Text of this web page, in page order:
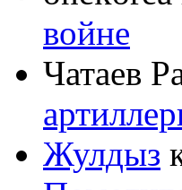
войне
Чатаев
Жулдыз